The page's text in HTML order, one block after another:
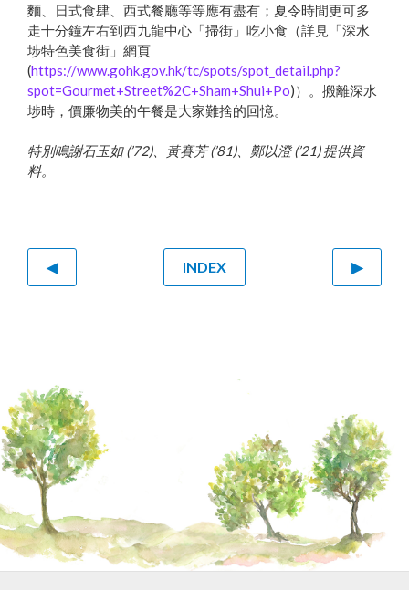
麵、日式食肆、西式餐廳等等應有盡有；夏令時間更可多
走十分鐘左右到西九龍中心「掃街」吃小食（詳見「深水
埗特色美食街」網頁
(https://www.gohk.gov.hk/tc/spots/spot_detail.php?
spot=Gourmet+Street%2C+Sham+Shui+Po)）。搬離深水
埗時，價廉物美的午餐是大家難捨的回憶。
特別鳴謝石玉如 (’72)、黃賽芳 (’81)、鄭以澄 (’21) 提供資
料。
◀ INDEX ▶